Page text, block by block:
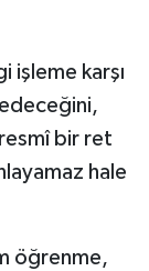
işleme karşı
resmî bir ret
hale
öğrenme,